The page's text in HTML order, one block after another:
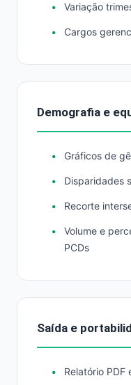
Variação
Cargos
Demografia e
Gráficos de
Disparidades
Recorte
Volume e
PCDs
Saída e
Relatório